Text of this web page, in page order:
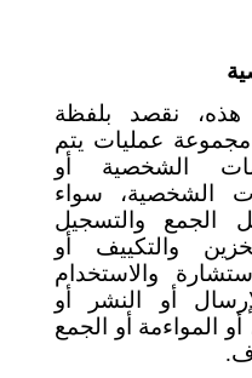
نقصد بلفظة
مجموعة عمليات يتم
الشخصية أو
الشخصية، سواء
الجمع والتسجيل
والتكييف أو
والاستخدام
أو النشر أو
المواءمة أو الجمع